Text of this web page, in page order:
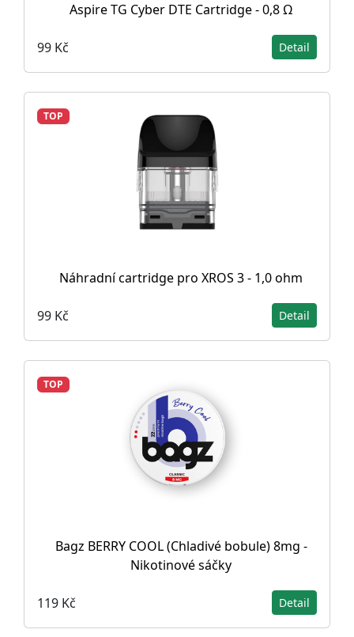
Aspire TG Cyber DTE Cartridge - 0,8 Ω
99 Kč Detail
TOP
Náhradní cartridge pro XROS 3 - 1,0 ohm
99 Kč Detail
TOP
Bagz BERRY COOL (Chladivé bobule) 8mg -
Nikotinové sáčky
119 Kč Detail